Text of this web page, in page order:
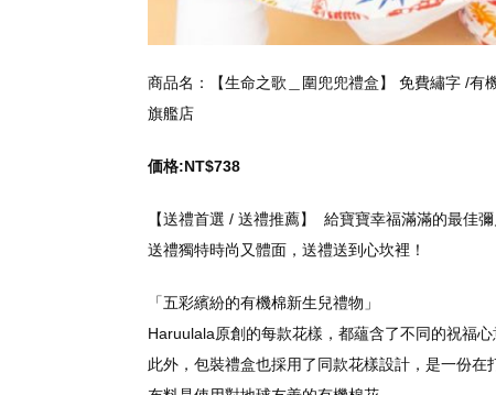
商品名：【生命之歌＿圍兜兜禮盒】 免費繡字 /有
旗艦店
価格:NT$738
【送禮首選 / 送禮推薦】 給寶寶幸福滿滿的最佳
送禮獨特時尚又體面，送禮送到心坎裡！
「五彩繽紛的有機棉新生兒禮物」
Haruulala原創的每款花樣，都蘊含了不同的祝福心
此外，包裝禮盒也採用了同款花樣設計，是一份在